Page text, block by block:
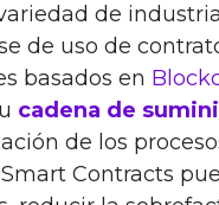
de
de uso de
basados en
cadena de
de los
Contracts